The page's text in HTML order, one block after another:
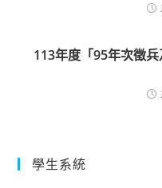
113年度「95年次徵
學生系統